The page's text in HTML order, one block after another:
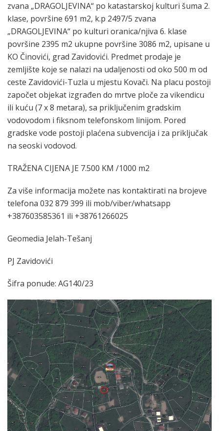
zvana „DRAGOLJEVINA“ po katastarskoj kulturi šuma 2.
klase, površine 691 m2, k.p 2497/5 zvana
„DRAGOLJEVINA“ po kulturi oranica/njiva 6. klase
površine 2395 m2 ukupne površine 3086 m2, upisane u
KO Činovići, grad Zavidovići. Predmet prodaje je
zemljište koje se nalazi na udaljenosti od oko 500 m od
ceste Zavidovići-Tuzla u mjestu Kovači. Na placu postoji
započet objekat izgrađen do mrtve ploče za vikendicu
ili kuću (7 x 8 metara), sa priključenim gradskim
vodovodom i fiksnom telefonskom linijom. Pored
gradske vode postoji plaćena subvencija i za priključak
na seoski vodovod.
TRAŽENA CIJENA JE 7.500 KM /1000 m2
Za više informacija možete nas kontaktirati na brojeve
telefona 032 879 399 ili mob/viber/whatsapp
+387603585361 ili +38761266025
Geomedia Jelah-Tešanj
PJ Zavidovići
Šifra ponude: AG140/23